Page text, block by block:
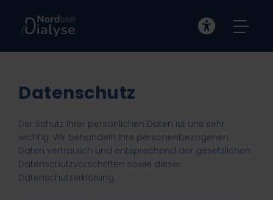
Datenschutz
Der Schutz Ihrer persönlichen Daten ist uns sehr
wichtig. Wir behandeln Ihre personenbezogenen
Daten vertraulich und entsprechend der gesetzlichen
Datenschutzvorschriften sowie dieser
Datenschutzerklärung.